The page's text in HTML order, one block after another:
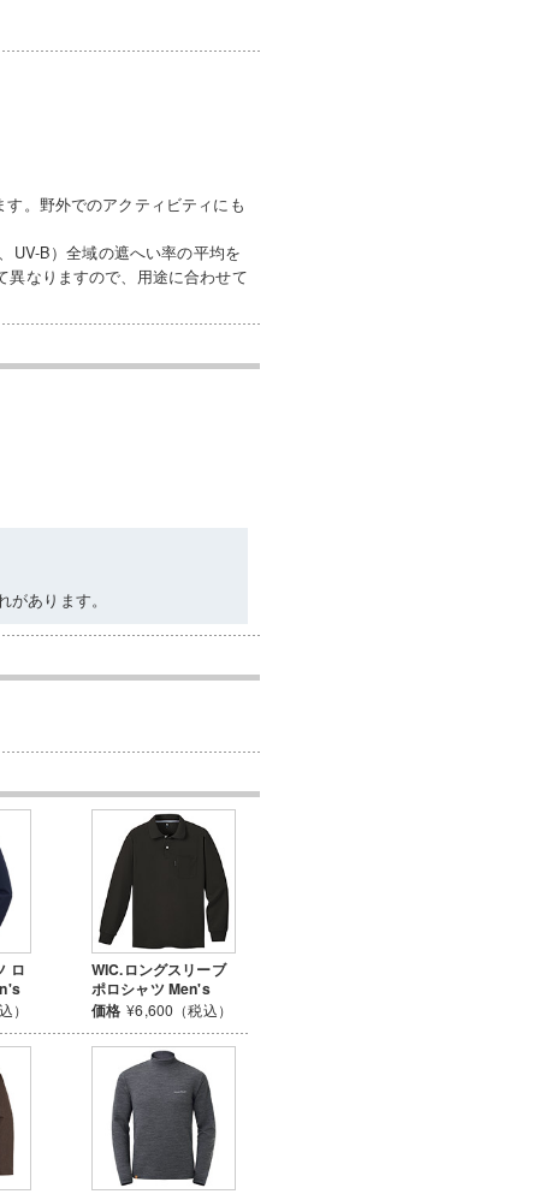
。野外でのアクティビティにも
UV-B）全域の遮へい率の平均を
なりますので、用途に合わせて
あります。
ロ
）
WIC.ロングスリーブ
ポロシャツ Men's
価格 ¥6,600（税込）